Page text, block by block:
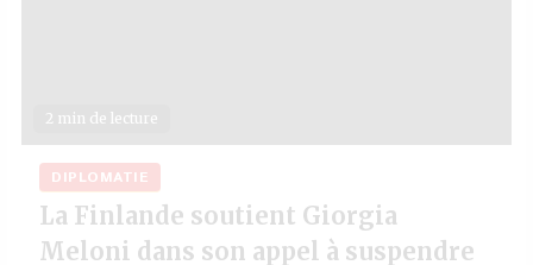
2 min de lecture
DIPLOMATIE
La Finlande soutient Giorgia
Meloni dans son appel à suspendre